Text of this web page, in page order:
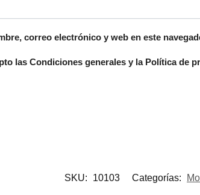
correo electrónico y web en este
las Condiciones generales y la Política de
SKU: 10103 Categorías: